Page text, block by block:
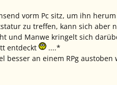
vorm Pc sitz, um ihn
zu treffen, kann sich
und Manwe kringelt sich
entdeckt
....*
besser an einem RPg